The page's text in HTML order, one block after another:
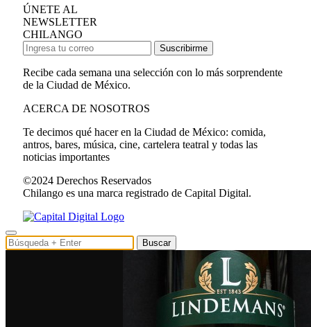
ÚNETE AL
NEWSLETTER
CHILANGO
Suscribirme
Recibe cada semana una selección con lo más sorprendente
de la Ciudad de México.
ACERCA DE NOSOTROS
Te decimos qué hacer en la Ciudad de México: comida,
antros, bares, música, cine, cartelera teatral y todas las
noticias importantes
©2024 Derechos Reservados
Chilango es una marca registrado de Capital Digital.
Buscar